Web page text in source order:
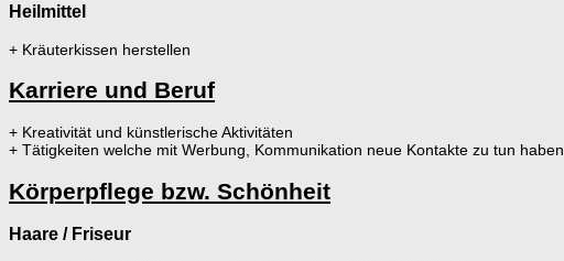
Heilmittel
+ Kräuterkissen herstellen
Karriere und Beruf
+ Kreativität und künstlerische Aktivitäten
+ Tätigkeiten welche mit Werbung, Kommunikation neue Kontakte zu tun haben
Körperpflege bzw. Schönheit
Haare / Friseur